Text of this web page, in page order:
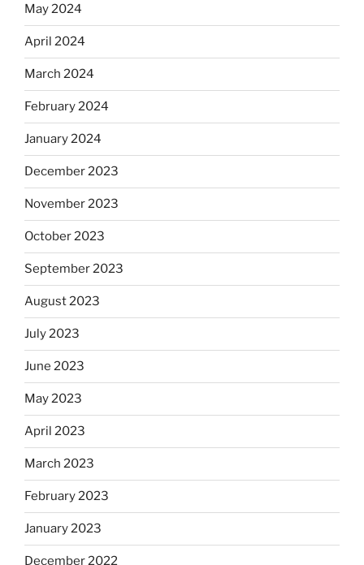
May 2024
April 2024
March 2024
February 2024
January 2024
December 2023
November 2023
October 2023
September 2023
August 2023
July 2023
June 2023
May 2023
April 2023
March 2023
February 2023
January 2023
December 2022